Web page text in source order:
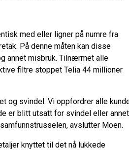
med eller ligner på numre fra
På denne måten kan disse
annet misbruk. Tilnærmet alle
filtre stoppet Telia 44 millioner
og svindel. Vi oppfordrer alle
er blitt utsatt for svindel eller annet
avslutter Moen.
knyttet til det nå lukkede